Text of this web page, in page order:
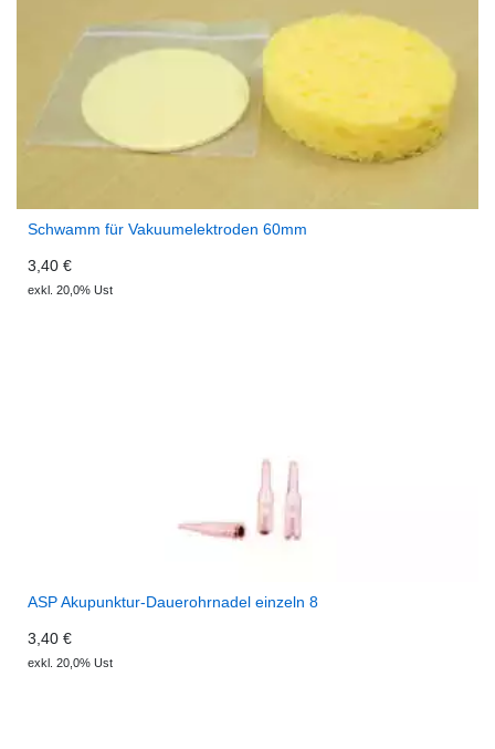
Schwamm für Vakuumelektroden 60mm
3,40 €
exkl. 20,0% Ust
ASP Akupunktur-Dauerohrnadel einzeln 8
3,40 €
exkl. 20,0% Ust